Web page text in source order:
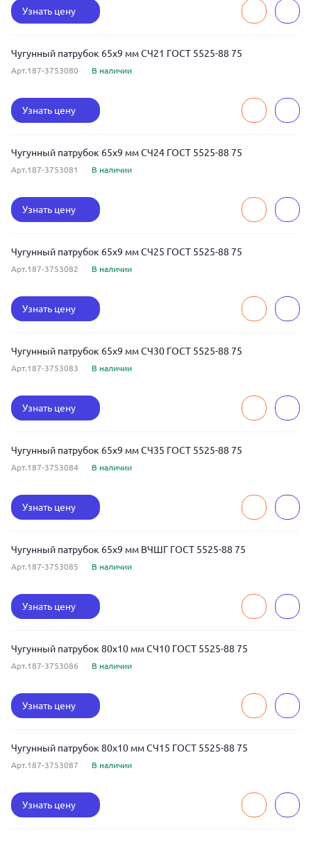
Узнать цену
Чугунный патрубок 65x9 мм СЧ21 ГОСТ 5525-88 75
Арт.187-3753080 В наличии
Узнать цену
Чугунный патрубок 65x9 мм СЧ24 ГОСТ 5525-88 75
Арт.187-3753081 В наличии
Узнать цену
Чугунный патрубок 65x9 мм СЧ25 ГОСТ 5525-88 75
Арт.187-3753082 В наличии
Узнать цену
Чугунный патрубок 65x9 мм СЧ30 ГОСТ 5525-88 75
Арт.187-3753083 В наличии
Узнать цену
Чугунный патрубок 65x9 мм СЧ35 ГОСТ 5525-88 75
Арт.187-3753084 В наличии
Узнать цену
Чугунный патрубок 65x9 мм ВЧШГ ГОСТ 5525-88 75
Арт.187-3753085 В наличии
Узнать цену
Чугунный патрубок 80x10 мм СЧ10 ГОСТ 5525-88 75
Арт.187-3753086 В наличии
Узнать цену
Чугунный патрубок 80x10 мм СЧ15 ГОСТ 5525-88 75
Арт.187-3753087 В наличии
Узнать цену